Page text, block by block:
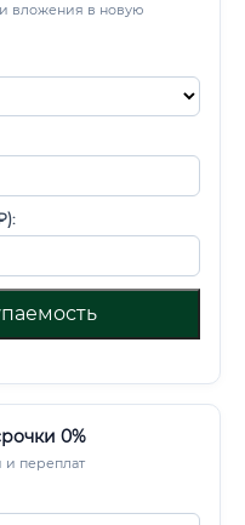
вложения в новую
0%
и переплат